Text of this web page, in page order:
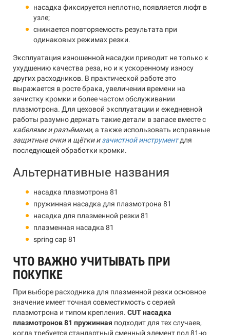
насадка фиксируется неплотно, появляется люфт в
узле;
снижается повторяемость результата при
одинаковых режимах резки.
Эксплуатация изношенной насадки приводит не только к
ухудшению качества реза, но и к ускоренному износу
других расходников. В практической работе это
выражается в росте брака, увеличении времени на
зачистку кромки и более частом обслуживании
плазмотрона. Для цеховой эксплуатации и ежедневной
работы разумно держать такие детали в запасе вместе с
кабелями и разъёмами, а также использовать исправные
защитные очкии щётки изачистной инструментдля
последующей обработки кромки.
Альтернативные названия
насадка плазмотрона 81
пружинная насадка для плазмотрона 81
насадка для плазменной резки 81
плазменная насадка 81
spring cap 81
ЧТО ВАЖНО УЧИТЫВАТЬ ПРИ
ПОКУПКЕ
При выборе расходника для плазменной резки основное
значение имеет точная совместимость с серией
плазмотрона и типом крепления. CUT насадка
плазмотронов 81 пружинная подходит для тех случаев,
когда требуется стандартный сменный элемент под 81-ю